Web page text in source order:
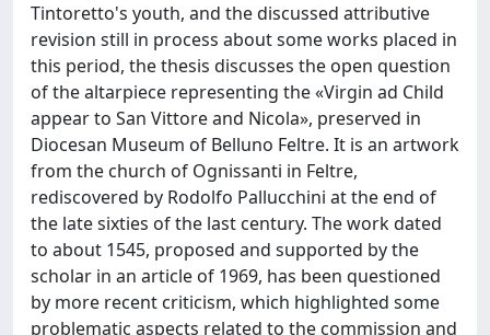
Tintoretto's youth, and the discussed attributive
revision still in process about some works placed in
this period, the thesis discusses the open question
of the altarpiece representing the «Virgin ad Child
appear to San Vittore and Nicola», preserved in
Diocesan Museum of Belluno Feltre. It is an artwork
from the church of Ognissanti in Feltre,
rediscovered by Rodolfo Pallucchini at the end of
the late sixties of the last century. The work dated
to about 1545, proposed and supported by the
scholar in an article of 1969, has been questioned
by more recent criticism, which highlighted some
problematic aspects related to the commission and